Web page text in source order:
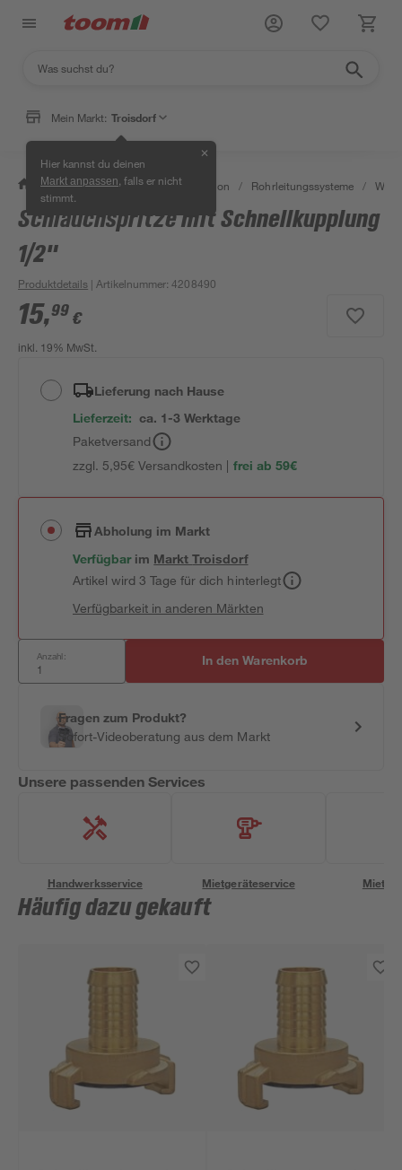
Mein Markt: Troisdorf
Hier kannst du deinen
Markt anpassen , falls er nicht
stimmt.
✕
/ Bad & Sanitär / Sanitärinstallation / Rohrleitungssysteme /
Schlauchspritze mit Schnellkupplung
1/2"
Produktdetails | Artikelnummer:4208490
15,99 €
inkl. 19% MwSt.
Lieferung nach Hause
Lieferzeit: ca. 1-3 Werktage
Paketversand
zzgl. 5,95€ Versandkosten | frei ab 59€
Abholung im Markt
Verfügbar im MarktTroisdorf
Artikel wird 3 Tage für dich hinterlegt
Verfügbarkeit in anderen Märkten
Anzahl: In den Warenkorb
Fragen zum Produkt?
Sofort-Videoberatung aus dem Markt
Unsere passenden Services
Handwerksservice Mietgeräteservice
Häufig dazu gekauft